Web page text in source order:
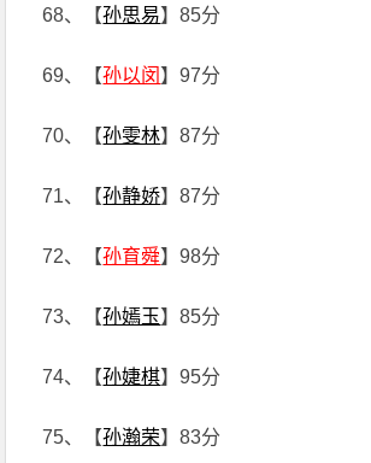
68、【孙思易】85分
69、【孙以闵 】97分
70、【孙雯林】87分
71、【孙静娇】87分
72、【孙育舜】98分
73、【孙嫣玉】85分
74、【孙婕棋】95分
75、【孙瀚荣】83分